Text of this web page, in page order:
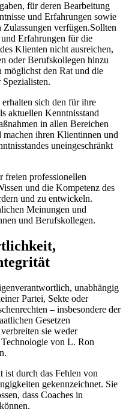
für deren Bearbeitung
und Erfahrungen sowie
verfügen.Sollten
Erfahrungen für die
Klienten nicht ausreichen,
oder Berufskollegen hinzu
möglichst den Rat und die
sich den für ihre
aktuellen Kenntnisstand
in allen Bereichen
ihren Klientinnen und
uneingeschränkt
freien professionellen
und die Kompetenz des
und zu entwickeln.
Meinungen und
und Berufskollegen.
unabhängig
Partei, Sekte oder
– insbesondere der
Gesetzen
sie weder
von L. Ron
durch das Fehlen von
gekennzeichnet. Sie
dass Coaches in